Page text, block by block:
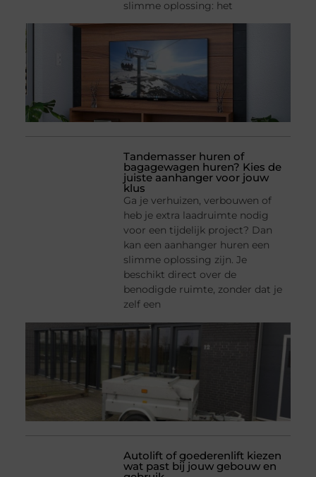
slimme oplossing: het
Tandemasser huren of
bagagewagen huren? Kies de
juiste aanhanger voor jouw
klus
Ga je verhuizen, verbouwen of
heb je extra laadruimte nodig
voor een tijdelijk project? Dan
kan een aanhanger huren een
slimme oplossing zijn. Je
beschikt direct over de
benodigde ruimte, zonder dat je
zelf een
Autolift of goederenlift kiezen
wat past bij jouw gebouw en